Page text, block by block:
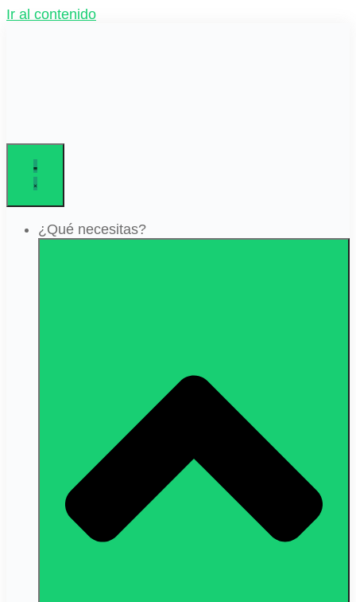
Ir al contenido
¿Qué necesitas?